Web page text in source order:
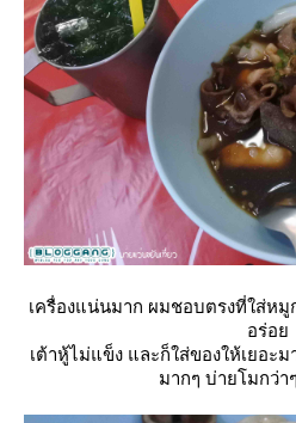
เครื่องแน่นมาก ผมชอบตรงที่ใส่ห
อร่อ
เต้าหู้ไม่แข็ง และก็ใส่ของให้เยอะ
มากๆ บ่ายโมกว่